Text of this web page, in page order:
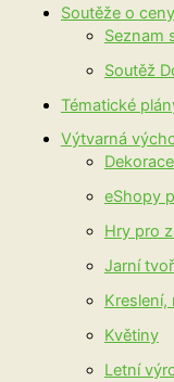
Soutěže o ceny
Seznam
Soutěž
Tématické
Výtvarná
Dekorace
eShopy
Hry pro
Jarní
Kreslení,
Květiny
Letní